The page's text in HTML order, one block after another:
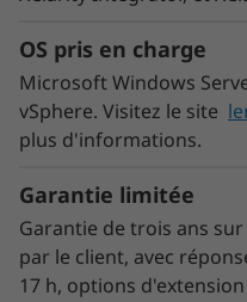
OS pris en charge
Microsoft Windows
vSphere. Visitez le site
plus d'informations.
Garantie limitée
Garantie de trois ans
par le client, avec
17 h, options d'extension